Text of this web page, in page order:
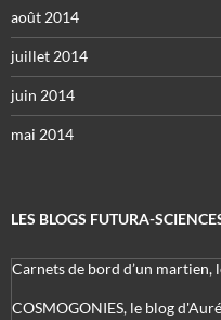
août 2014
juillet 2014
juin 2014
mai 2014
LES BLOGS FUTURA-
Carnets de bord d’un martien,
COSMOGONIES, le blog